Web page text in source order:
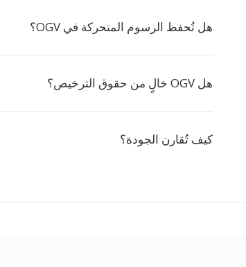
هل تُحفظ الرسوم المتحركة في OGV؟
هل OGV خالٍ من حقوق الترخيص؟
كيف تُقارن الجودة؟